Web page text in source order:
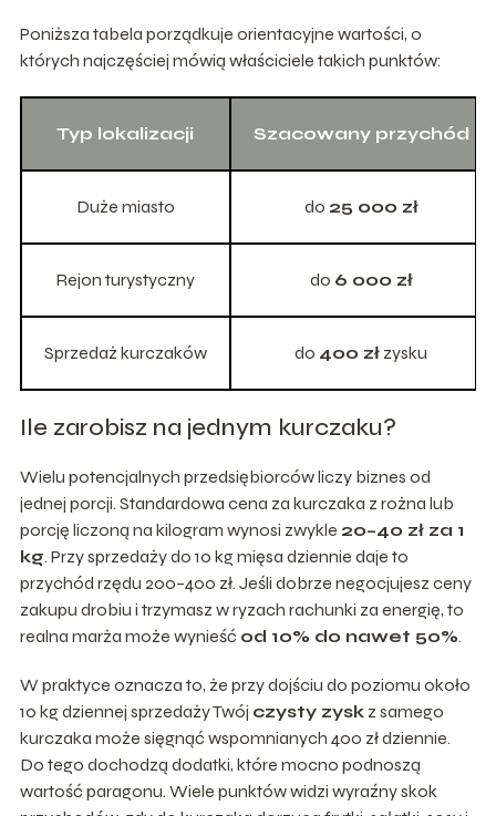
Poniższa tabela porządkuje orientacyjne wartości, o
których najczęściej mówią właściciele takich punktów:
Typ lokalizacji Szacowany przychód
Duże miasto do 25 000 zł
Rejon turystyczny do 6 000 zł
Sprzedaż kurczaków do 400 zł zysku
Ile zarobisz na jednym kurczaku?
Wielu potencjalnych przedsiębiorców liczy biznes od
jednej porcji. Standardowa cena za kurczaka z rożna lub
porcję liczoną na kilogram wynosi zwykle 20–40 zł za 1
kg. Przy sprzedaży do 10 kg mięsa dziennie daje to
przychód rzędu 200–400 zł. Jeśli dobrze negocjujesz ceny
zakupu drobiu i trzymasz w ryzach rachunki za energię, to
realna marża może wynieść od 10% do nawet 50%.
W praktyce oznacza to, że przy dojściu do poziomu około
10 kg dziennej sprzedaży Twój czysty zyskz samego
kurczaka może sięgnąć wspomnianych 400 zł dziennie.
Do tego dochodzą dodatki, które mocno podnoszą
wartość paragonu. Wiele punktów widzi wyraźny skok